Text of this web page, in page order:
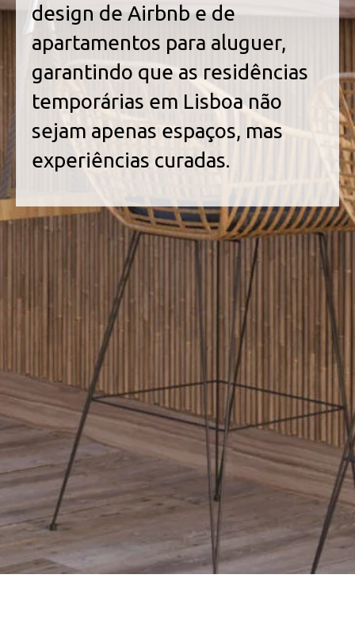
design de Airbnb e de
apartamentos para aluguer,
garantindo que as residências
temporárias em Lisboa não
sejam apenas espaços, mas
experiências curadas.